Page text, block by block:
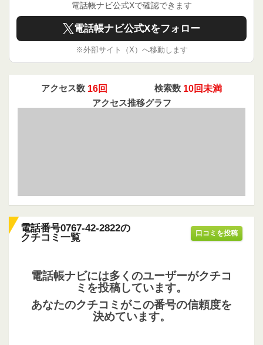
電話帳ナビ公式Xで確認できます
電話帳ナビ公式Xをフォロー
※外部サイト（X）へ移動します
アクセス数 16回 検索数 10回未満
アクセス推移グラフ
電話番号0767-42-2822の
クチコミ一覧
口コミを投稿
電話帳ナビには多くのユーザーがクチコ
ミを投稿しています。
あなたのクチコミがこの番号の信頼度を
決めています。